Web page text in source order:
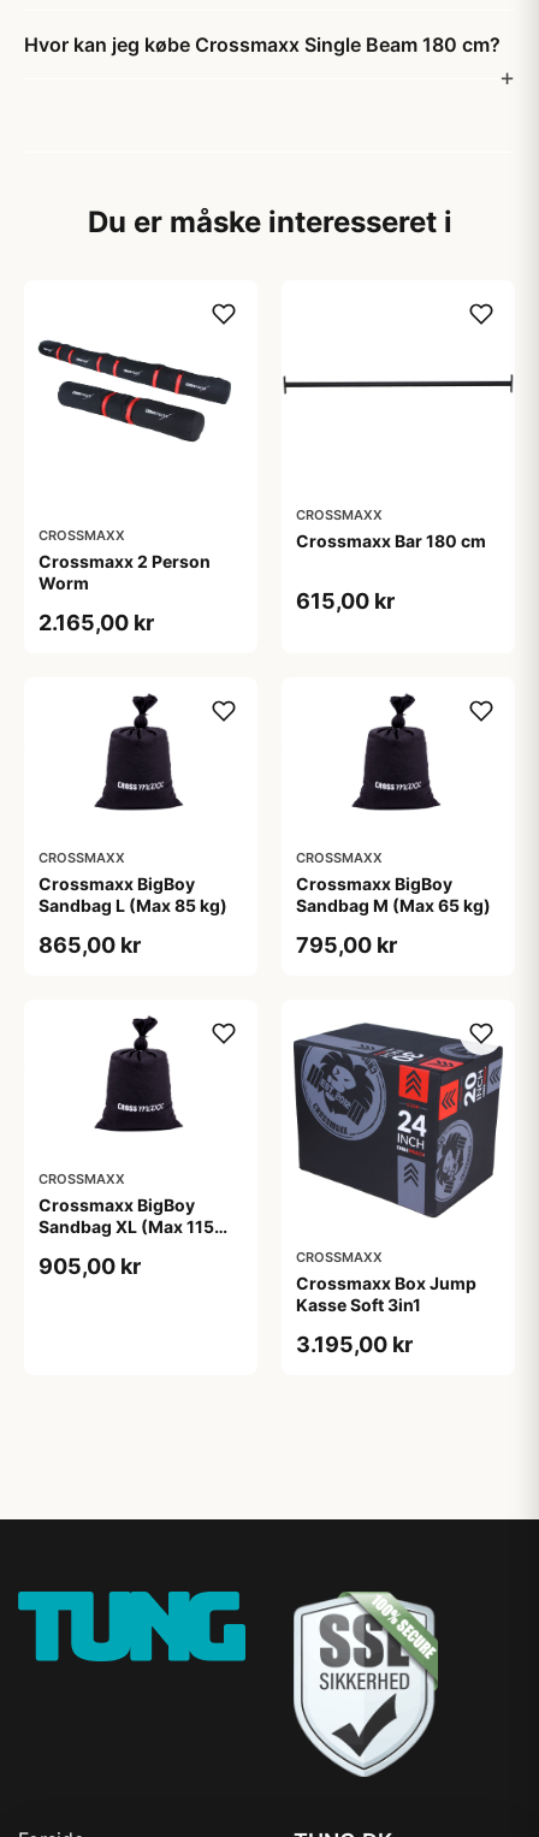
Hvor kan jeg købe Crossmaxx Single Beam 180 cm?
Du er måske interesseret i
CROSSMAXX
Crossmaxx 2 Person
Worm
2.165,00 kr
CROSSMAXX
Crossmaxx Bar 180 cm
615,00 kr
CROSSMAXX
Crossmaxx BigBoy
Sandbag L (Max 85 kg)
865,00 kr
CROSSMAXX
Crossmaxx BigBoy
Sandbag M (Max 65 kg)
795,00 kr
CROSSMAXX
Crossmaxx BigBoy
Sandbag XL (Max 115
905,00 kr CROSSMAXX
Crossmaxx Box Jump
Kasse Soft 3in1
3.195,00 kr